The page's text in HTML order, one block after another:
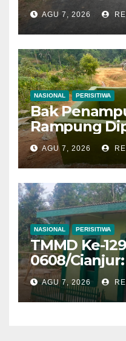
Kampung RT
100 Persen,
Mulai
AGU 7, 2026
NASIONAL PERISITIWA
Bak
Rampung
Progres
129 Kodim
Mencapai 98
AGU 7, 2026
NASIONAL PERISITIWA
TMMD Ke-
0608/
Penuh
Bapak
Semakin
AGU 7, 2026